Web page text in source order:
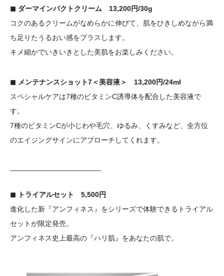
◼︎ ダーマインパクトクリーム 13,200円/30g
コクのあるクリームがなめらかに伸びて、肌をひきしめながら満
ち足りたうるおい感をプラスします。
キメ細かでいきいきとした美肌をお楽しみください。
◼︎ メンテナンスショット7＜美容液＞ 13,200円/24ml
スペシャルケアは7種のビタミンC誘導体を配合した美容液で
す。
7種のビタミンCが小じわや毛穴、ゆるみ、くすみなど、全方位
のエイジングサインにアプローチしてくれます。
—————————————
◼︎ トライアルセット 5,500円
進化した新『アンフィネス』をシリーズで体験できるトライアル
セットが限定発売。
アンフィネス史上最高の『ハリ肌』をあなたの肌で。